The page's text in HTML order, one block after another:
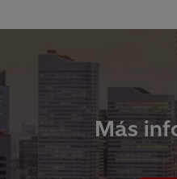
Más